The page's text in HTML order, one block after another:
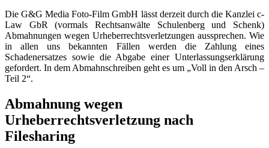
Die G&G Media Foto-Film GmbH lässt derzeit durch die Kanzlei c-
Law GbR (vormals Rechtsanwälte Schulenberg und Schenk)
Abmahnungen wegen Urheberrechtsverletzungen aussprechen. Wie
in allen uns bekannten Fällen werden die Zahlung eines
Schadenersatzes sowie die Abgabe einer Unterlassungserklärung
gefordert. In dem Abmahnschreiben geht es um „Voll in den Arsch –
Teil 2“.
Abmahnung wegen
Urheberrechtsverletzung nach
Filesharing